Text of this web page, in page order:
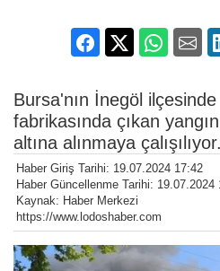
Bursa'nın İnegöl
fabrikasında çıkan
altına alınmaya çalışılıyor.
Haber Giriş Tarihi: 19.07.2024 17:42
Haber Güncellenme Tarihi: 19.07.2024
Kaynak: Haber Merkezi
https://www.lodoshaber.com